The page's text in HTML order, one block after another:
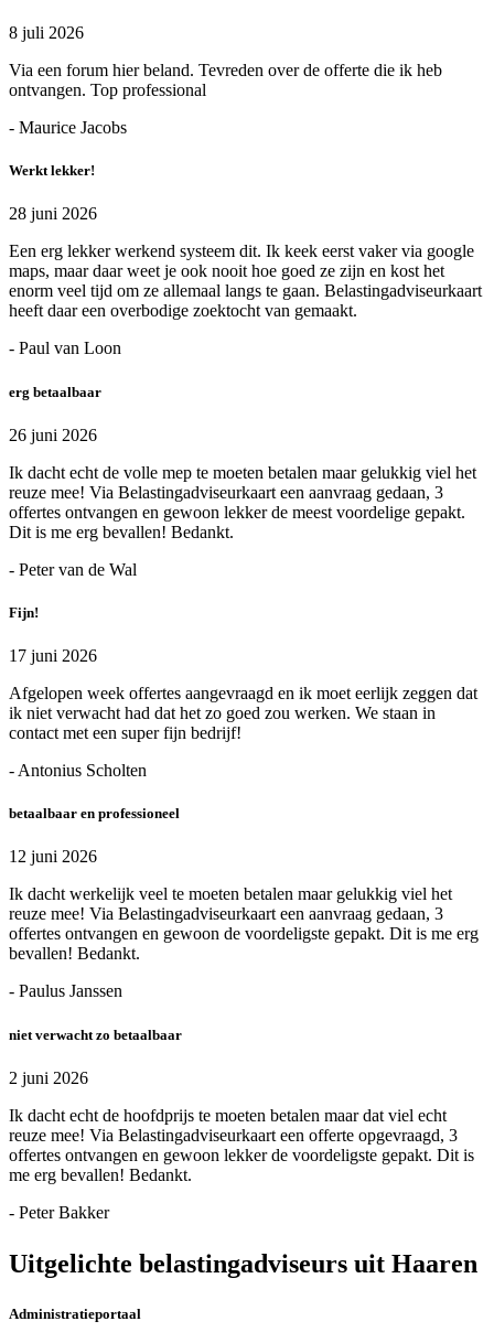
8 juli 2026
Via een forum hier beland. Tevreden over de offerte die ik heb
ontvangen. Top professional
- Maurice Jacobs
Werkt lekker!
28 juni 2026
Een erg lekker werkend systeem dit. Ik keek eerst vaker via google
maps, maar daar weet je ook nooit hoe goed ze zijn en kost het
enorm veel tijd om ze allemaal langs te gaan. Belastingadviseurkaart
heeft daar een overbodige zoektocht van gemaakt.
- Paul van Loon
erg betaalbaar
26 juni 2026
Ik dacht echt de volle mep te moeten betalen maar gelukkig viel het
reuze mee! Via Belastingadviseurkaart een aanvraag gedaan, 3
offertes ontvangen en gewoon lekker de meest voordelige gepakt.
Dit is me erg bevallen! Bedankt.
- Peter van de Wal
Fijn!
17 juni 2026
Afgelopen week offertes aangevraagd en ik moet eerlijk zeggen dat
ik niet verwacht had dat het zo goed zou werken. We staan in
contact met een super fijn bedrijf!
- Antonius Scholten
betaalbaar en professioneel
12 juni 2026
Ik dacht werkelijk veel te moeten betalen maar gelukkig viel het
reuze mee! Via Belastingadviseurkaart een aanvraag gedaan, 3
offertes ontvangen en gewoon de voordeligste gepakt. Dit is me erg
bevallen! Bedankt.
- Paulus Janssen
niet verwacht zo betaalbaar
2 juni 2026
Ik dacht echt de hoofdprijs te moeten betalen maar dat viel echt
reuze mee! Via Belastingadviseurkaart een offerte opgevraagd, 3
offertes ontvangen en gewoon lekker de voordeligste gepakt. Dit is
me erg bevallen! Bedankt.
- Peter Bakker
Uitgelichte belastingadviseurs uit Haaren
Administratieportaal